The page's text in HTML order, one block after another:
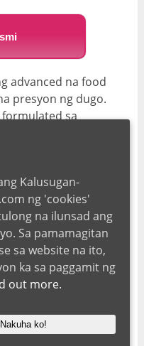
advanced na food
presyon ng dugo.
sa
sa cardiovascular
na ito ay
ng dugo at
nauugnay sa talamak
Sa isang
sangkap, ang
sumusuporta sa
kagalingan.
nito ay eksklusibong
Salamat sa
kunin para sa
hindi nagiging
epekto.
Kalusugan-
ng 'cookies'
na ilunsad ang
Sa pamamagitan
sa website na ito,
ka sa paggamit ng
out more.
Nakuha ko!